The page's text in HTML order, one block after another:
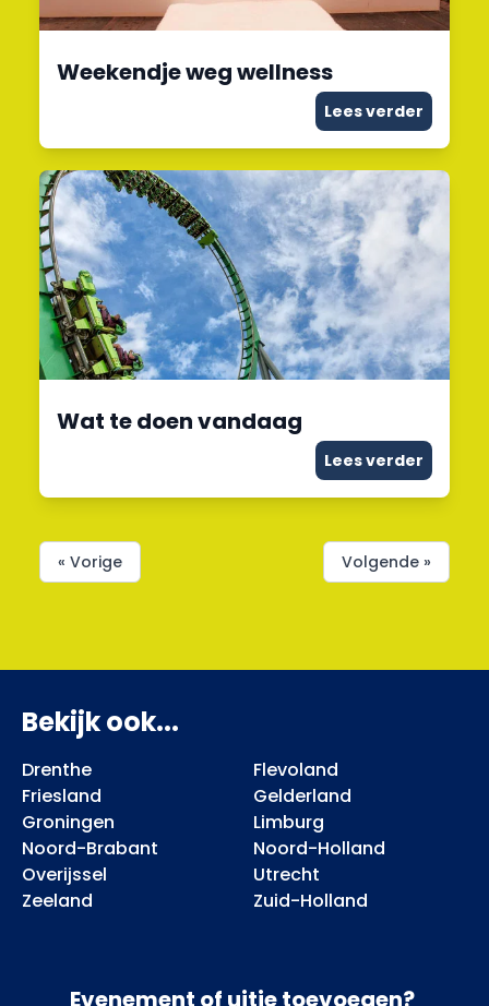
Weekendje weg wellness
Lees verder
Wat te doen vandaag
Lees verder
« Vorige Volgende »
Bekijk ook...
Drenthe
Flevoland
Friesland
Gelderland
Groningen
Limburg
Noord-Brabant
Noord-Holland
Overijssel
Utrecht
Zeeland
Zuid-Holland
Evenement of uitje toevoegen?